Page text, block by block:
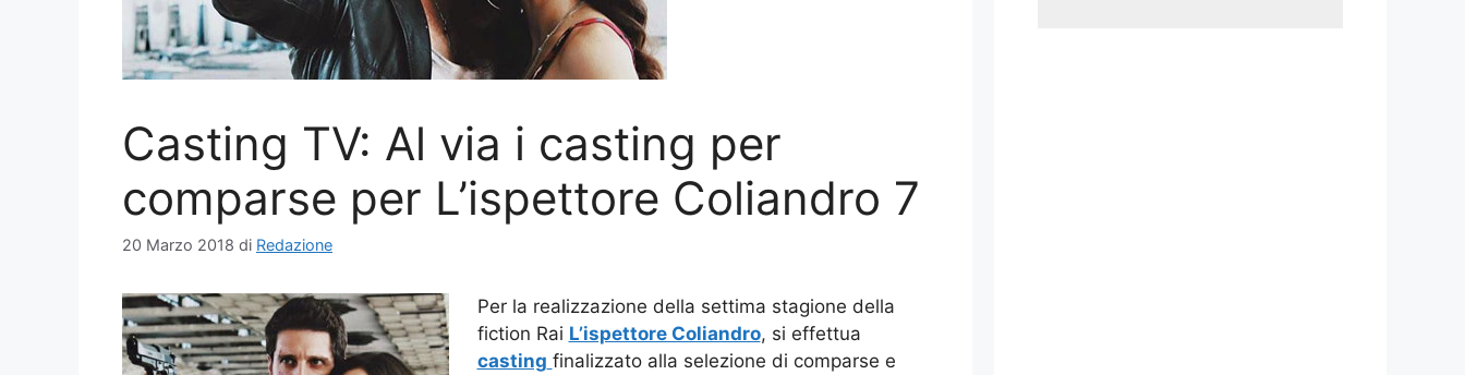
Casting TV: Al via i casting per
comparse per L’ispettore Coliandro 7
20 Marzo 2018 di Redazione
Per la realizzazione della settima stagione della
fiction Rai L’ispettore Coliandro, si effettua
casting finalizzato alla selezione di comparse e